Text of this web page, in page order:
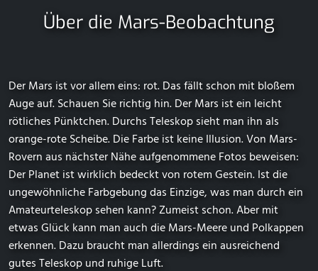
Über die Mars-Beobachtung
Der Mars ist vor allem eins: rot. Das fällt schon mit bloßem
Auge auf. Schauen Sie richtig hin. Der Mars ist ein leicht
rötliches Pünktchen. Durchs Teleskop sieht man ihn als
orange-rote Scheibe. Die Farbe ist keine Illusion. Von Mars-
Rovern aus nächster Nähe aufgenommene Fotos beweisen:
Der Planet ist wirklich bedeckt von rotem Gestein. Ist die
ungewöhnliche Farbgebung das Einzige, was man durch ein
Amateurteleskop sehen kann? Zumeist schon. Aber mit
etwas Glück kann man auch die Mars-Meere und Polkappen
erkennen. Dazu braucht man allerdings ein ausreichend
gutes Teleskop und ruhige Luft.